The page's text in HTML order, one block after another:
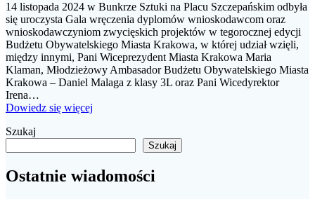
14 listopada 2024 w Bunkrze Sztuki na Placu Szczepańskim odbyła
się uroczysta Gala wręczenia dyplomów wnioskodawcom oraz
wnioskodawczyniom zwycięskich projektów w tegorocznej edycji
Budżetu Obywatelskiego Miasta Krakowa, w której udział wzięli,
między innymi, Pani Wiceprezydent Miasta Krakowa Maria
Klaman, Młodzieżowy Ambasador Budżetu Obywatelskiego Miasta
Krakowa – Daniel Malaga z klasy 3L oraz Pani Wicedyrektor
Irena…
Dowiedz się więcej
Szukaj
Szukaj
Ostatnie wiadomości